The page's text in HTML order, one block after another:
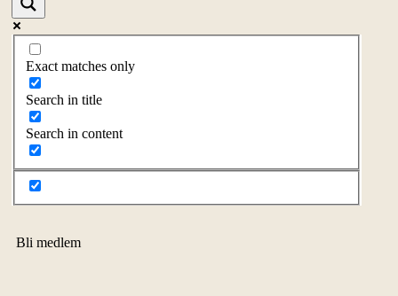
Exact matches only
Search in title
Search in content
Bli medlem